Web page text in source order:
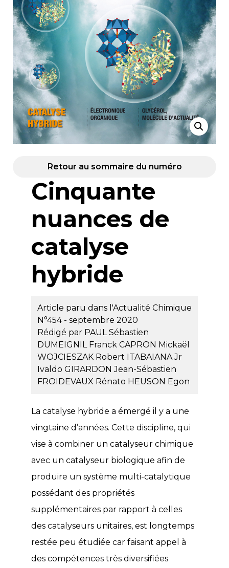
Retour au sommaire du numéro
Cinquante
nuances de
catalyse
hybride
Article paru dans l'Actualité Chimique
N°454 - septembre 2020
Rédigé par PAUL Sébastien
DUMEIGNIL Franck CAPRON Mickaël
WOJCIESZAK Robert ITABAIANA Jr
Ivaldo GIRARDON Jean-Sébastien
FROIDEVAUX Rénato HEUSON Egon
La catalyse hybride a émergé il y a une
vingtaine d’années. Cette discipline, qui
vise à combiner un catalyseur chimique
avec un catalyseur biologique afin de
produire un système multi-catalytique
possédant des propriétés
supplémentaires par rapport à celles
des catalyseurs unitaires, est longtemps
restée peu étudiée car faisant appel à
des compétences très diversifiées